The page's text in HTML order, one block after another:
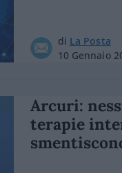
di La Posta
10 Gennaio
Arcuri:
terapie